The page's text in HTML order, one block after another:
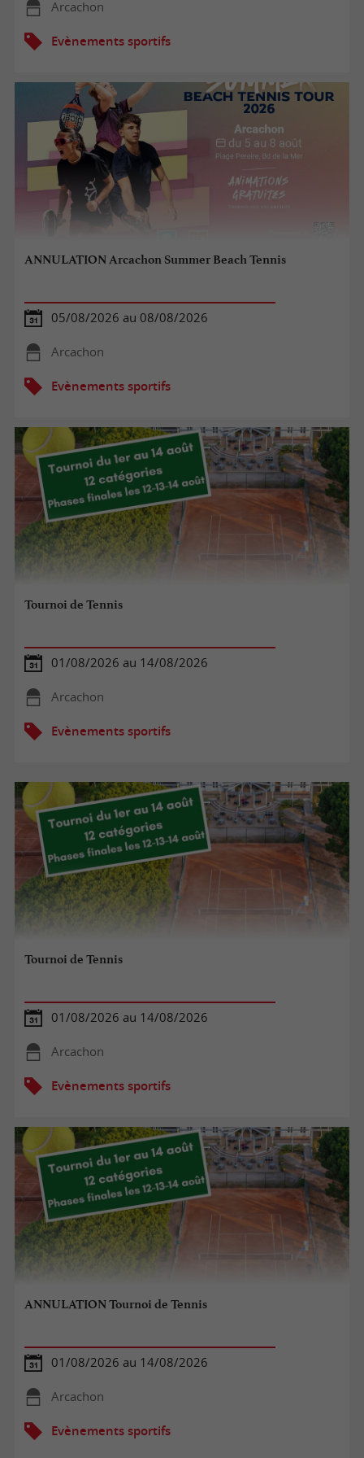
Arcachon
Evènements sportifs
ANNULATION Arcachon Summer Beach Tennis
05/08/2026 au 08/08/2026
Arcachon
Evènements sportifs
Tournoi de Tennis
01/08/2026 au 14/08/2026
Arcachon
Evènements sportifs
Tournoi de Tennis
01/08/2026 au 14/08/2026
Arcachon
Evènements sportifs
ANNULATION Tournoi de Tennis
01/08/2026 au 14/08/2026
Arcachon
Evènements sportifs